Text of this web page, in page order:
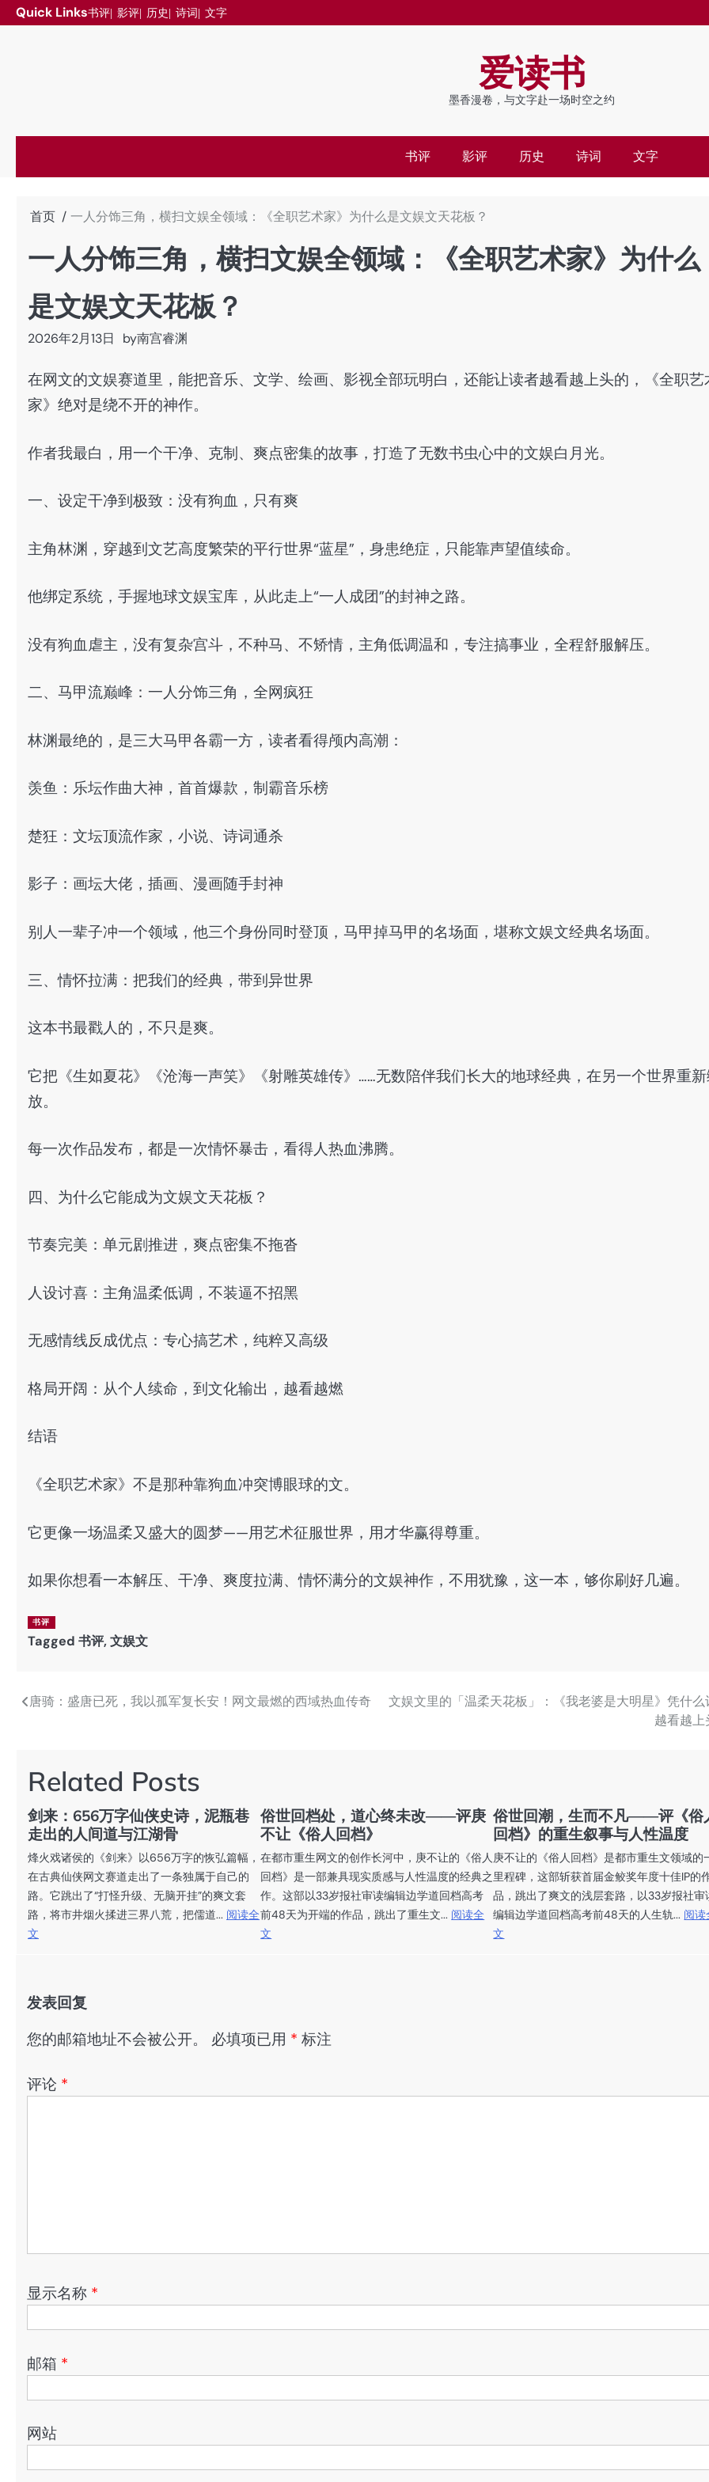
至
Quick Links书评 影评 历史 诗词 文字
爱读书
墨香漫卷，与文字赴一场时空之约
书评 影评 历史 诗词 文字
首页 一人分饰三角，横扫文娱全领域：《全职艺术家》为什么是文娱文天花板？
一人分饰三角，横扫文娱全领域：《全职艺术家》为什么
是文娱文天花板？
2026年2月13日 by南宫睿渊
在网文的文娱赛道里，能把音乐、文学、绘画、影视全部玩明白，还能让读者越看越上头的，《全职艺
家》绝对是绕不开的神作。
作者我最白，用一个干净、克制、爽点密集的故事，打造了无数书虫心中的文娱白月光。
一、设定干净到极致：没有狗血，只有爽
主角林渊，穿越到文艺高度繁荣的平行世界“蓝星”，身患绝症，只能靠声望值续命。
他绑定系统，手握地球文娱宝库，从此走上“一人成团”的封神之路。
没有狗血虐主，没有复杂宫斗，不种马、不矫情，主角低调温和，专注搞事业，全程舒服解压。
二、马甲流巅峰：一人分饰三角，全网疯狂
林渊最绝的，是三大马甲各霸一方，读者看得颅内高潮：
羡鱼：乐坛作曲大神，首首爆款，制霸音乐榜
楚狂：文坛顶流作家，小说、诗词通杀
影子：画坛大佬，插画、漫画随手封神
别人一辈子冲一个领域，他三个身份同时登顶，马甲掉马甲的名场面，堪称文娱文经典名场面。
三、情怀拉满：把我们的经典，带到异世界
这本书最戳人的，不只是爽。
它把《生如夏花》《沧海一声笑》《射雕英雄传》……无数陪伴我们长大的地球经典，在另一个世界重
放。
每一次作品发布，都是一次情怀暴击，看得人热血沸腾。
四、为什么它能成为文娱文天花板？
节奏完美：单元剧推进，爽点密集不拖沓
人设讨喜：主角温柔低调，不装逼不招黑
无感情线反成优点：专心搞艺术，纯粹又高级
格局开阔：从个人续命，到文化输出，越看越燃
结语
《全职艺术家》不是那种靠狗血冲突博眼球的文。
它更像一场温柔又盛大的圆梦——用艺术征服世界，用才华赢得尊重。
如果你想看一本解压、干净、爽度拉满、情怀满分的文娱神作，不用犹豫，这一本，够你刷好几遍。
书评
Tagged 书评,文娱文
文
航
唐骑：盛唐已死，我以孤军复长安！网文最燃的西域热血传奇
文娱文里的「温柔天花板」：《我老婆是大明星》凭什么
越看越上
Related Posts
剑来：656万字仙侠史诗，泥瓶巷
走出的人间道与江湖骨
烽火戏诸侯的《剑来》以656万字的恢弘篇幅，
在古典仙侠网文赛道走出了一条独属于自己的
路。它跳出了“打怪升级、无脑开挂”的爽文套
路，将市井烟火揉进三界八荒，把儒道... 阅读全
文
俗世回档处，道心终未改——评庚
不让《俗人回档》
在都市重生网文的创作长河中，庚不让的《俗人
回档》是一部兼具现实质感与人性温度的经典之
作。这部以33岁报社审读编辑边学道回档高考
前48天为开端的作品，跳出了重生文... 阅读全
文
俗世回潮，生而不凡——评《俗
回档》的重生叙事与人性温度
庚不让的《俗人回档》是都市重生文领域的
里程碑，这部斩获首届金鲛奖年度十佳IP的
品，跳出了爽文的浅层套路，以33岁报社审
编辑边学道回档高考前48天的人生轨... 阅读
文
发表回复
您的邮箱地址不会被公开。 必填项已用 * 标注
评论 *
显示名称 *
邮箱 *
网站